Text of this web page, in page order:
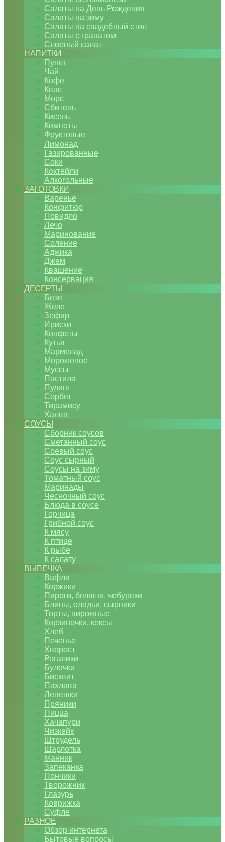
Салаты на День Рождения
Салаты на зиму
Салаты на свадебный стол
Салаты с гранатом
Слоеный салат
НАПИТКИ
Пунш
Чай
Кофе
Квас
Морс
Сбитень
Кисель
Компоты
Фруктовые
Лимонад
Газированные
Соки
Коктейли
Алкогольные
ЗАГОТОВКИ
Варенье
Конфитюр
Повидло
Лечо
Маринование
Соление
Аджика
Джем
Квашение
Консервация
ДЕСЕРТЫ
Безе
Желе
Зефир
Ириски
Конфеты
Кутья
Мармелад
Мороженое
Муссы
Пастила
Пудинг
Сорбет
Тирамису
Халва
СОУСЫ
Сборник соусов
Сметанный соус
Соевый соус
Соус сырный
Соусы на зиму
Томатный соус
Маринады
Чесночный соус
Блюда в соусе
Горчица
Грибной соус
К мясу
К птице
К рыбе
К салату
ВЫПЕЧКА
Вафли
Коржики
Пироги, беляши, чебуреки
Блины, оладьи, сырники
Торты, пирожные
Корзиночки, кексы
Хлеб
Печенье
Хворост
Рогалики
Булочки
Бисквит
Пахлава
Лепешки
Пряники
Пицца
Хачапури
Чизкейк
Штрудель
Шарлотка
Манник
Запеканка
Пончики
Творожник
Глазурь
Коврижка
Суфле
РАЗНОЕ
Обзор интернета
Бытовые вопросы